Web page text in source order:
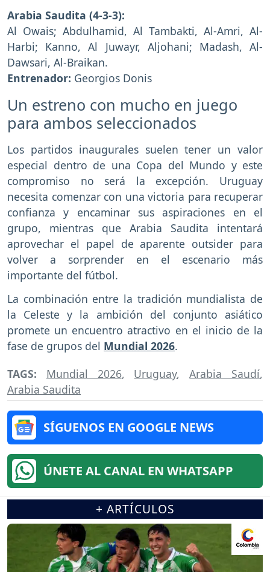
Arabia Saudita (4-3-3):
Al Owais; Abdulhamid, Al Tambakti, Al-Amri, Al-
Harbi; Kanno, Al Juwayr, Aljohani; Madash, Al-
Dawsari, Al-Braikan.
Entrenador: Georgios Donis
Un estreno con mucho en juego
para ambos seleccionados
Los partidos inaugurales suelen tener un valor
especial dentro de una Copa del Mundo y este
compromiso no será la excepción. Uruguay
necesita comenzar con una victoria para recuperar
confianza y encaminar sus aspiraciones en el
grupo, mientras que Arabia Saudita intentará
aprovechar el papel de aparente outsider para
volver a sorprender en el escenario más
importante del fútbol.
La combinación entre la tradición mundialista de
la Celeste y la ambición del conjunto asiático
promete un encuentro atractivo en el inicio de la
fase de grupos del Mundial 2026.
TAGS: Mundial 2026, Uruguay,Arabia Saudí,
Arabia Saudita
SÍGUENOS EN GOOGLE NEWS
ÚNETE AL CANAL EN WHATSAPP
+ ARTÍCULOS